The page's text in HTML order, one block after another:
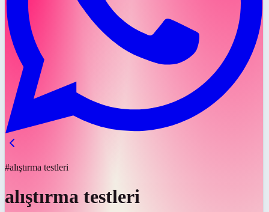
#alıştırma testleri
alıştırma testleri